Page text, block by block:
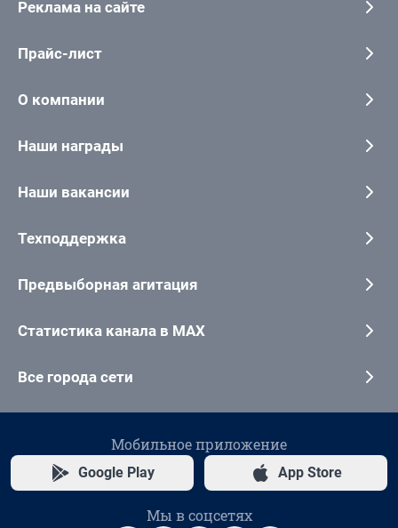
Реклама на сайте
Прайс-лист
О компании
Наши награды
Наши вакансии
Техподдержка
Предвыборная агитация
Статистика канала в MAX
Все города сети
Мобильное приложение
Google Play App Store
Мы в соцсетях